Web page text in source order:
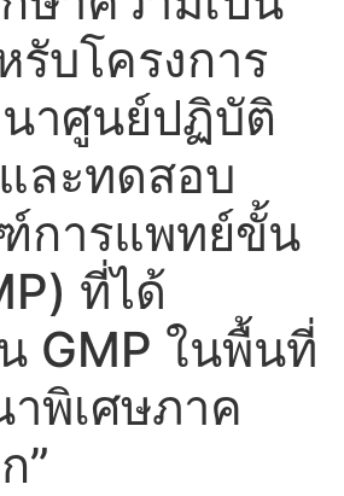
รับโครงการ
าศูนย์ปฏิบัติ
ละทดสอบ
การแพทย์ขั้น
ที่ได้
GMP ในพื้นที่
พิเศษภาค
”